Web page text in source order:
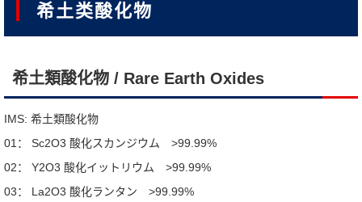
希土类酸化物
希土類酸化物 / Rare Earth Oxides
IMS: 希土類酸化物
01： Sc2O3 酸化スカンジウム >99.99%
02： Y2O3 酸化イットリウム >99.99%
03： La2O3 酸化ランタン >99.99%